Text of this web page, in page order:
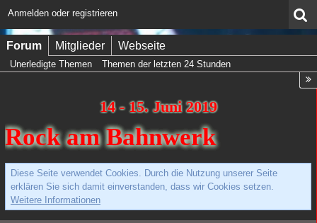
Anmelden oder registrieren
Forum Mitglieder Webseite
Unerledigte Themen Themen der letzten 24 Stunden
14 - 15. Juni 2019
Rock am Bahnwerk
Diese Seite verwendet Cookies. Durch die Nutzung unserer Seite
erklären Sie sich damit einverstanden, dass wir Cookies setzen.
Weitere Informationen